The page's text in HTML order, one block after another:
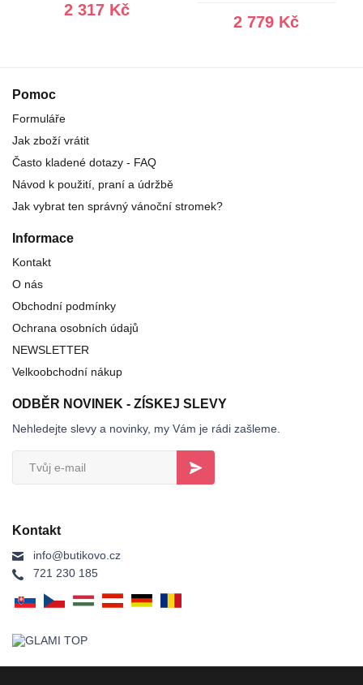
2 317 Kč
2 779 Kč
Pomoc
Formuláře
Jak zboží vrátit
Často kladené dotazy - FAQ
Návod k použití, praní a údržbě
Jak vybrat ten správný vánoční stromek?
Informace
Kontakt
O nás
Obchodní podmínky
Ochrana osobních údajů
NEWSLETTER
Velkoobchodní nákup
ODBĚR NOVINEK - ZÍSKEJ SLEVY
Nehledejte slevy a novinky, my Vám je rádi zašleme.
Kontakt
info@butikovo.cz
721 230 185